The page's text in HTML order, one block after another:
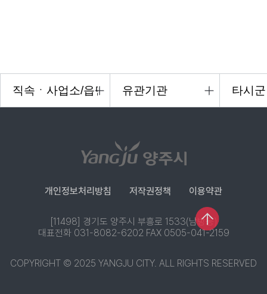
개인정보처리방침 저작권정책 이용약관
[11498] 경기도 양주시 부흥로 1533(남방동)
대표전화 031-8082-6202 FAX 0505-041-2159
COPYRIGHT © 2025 YANGJU CITY. ALL RIGHTS RESERVED